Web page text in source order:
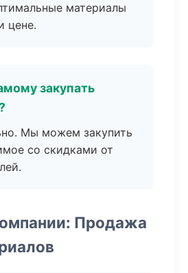
материалы
цене.
закупать
Мы можем закупить
со скидками от
Продажа